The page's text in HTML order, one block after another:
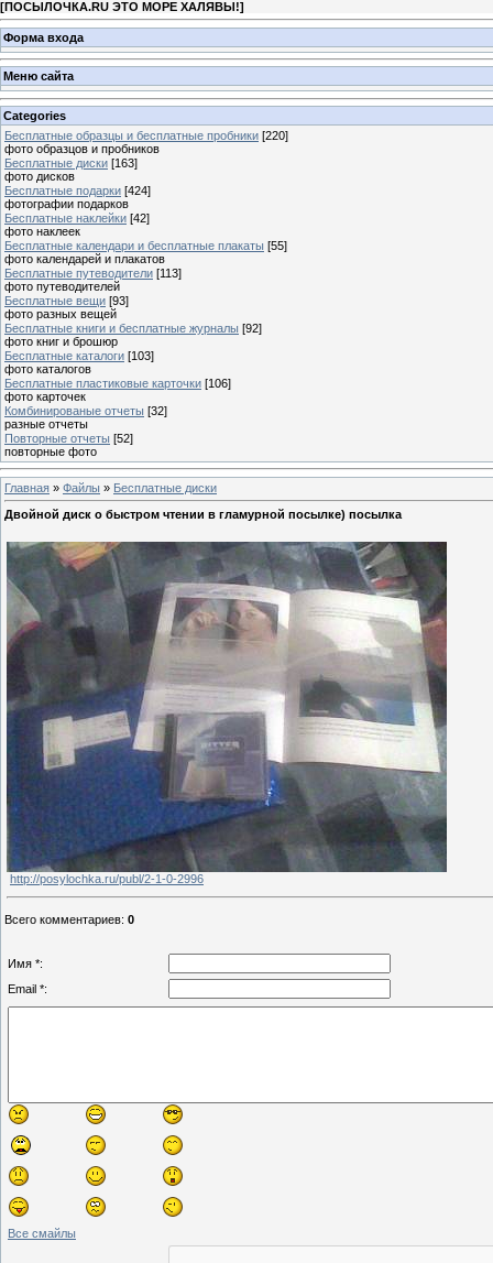
[ПОСЫЛОЧКА.RU ЭТО МОРЕ ХАЛЯВЫ!]
Форма входа
Меню сайта
Categories
Бесплатные образцы и бесплатные пробники [220]
фото образцов и пробников
Бесплатные диски [163]
фото дисков
Бесплатные подарки [424]
фотографии подарков
Бесплатные наклейки [42]
фото наклеек
Бесплатные календари и бесплатные плакаты [55]
фото календарей и плакатов
Бесплатные путеводители [113]
фото путеводителей
Бесплатные вещи [93]
фото разных вещей
Бесплатные книги и бесплатные журналы [92]
фото книг и брошюр
Бесплатные каталоги [103]
фото каталогов
Бесплатные пластиковые карточки [106]
фото карточек
Комбинированые отчеты [32]
разные отчеты
Повторные отчеты [52]
повторные фото
Главная » Файлы » Бесплатные диски
Двойной диск о быстром чтении в гламурной посылке) посылка
http://posylochka.ru/publ/2-1-0-2996
Всего комментариев: 0
Имя *:
Email *:
Все смайлы